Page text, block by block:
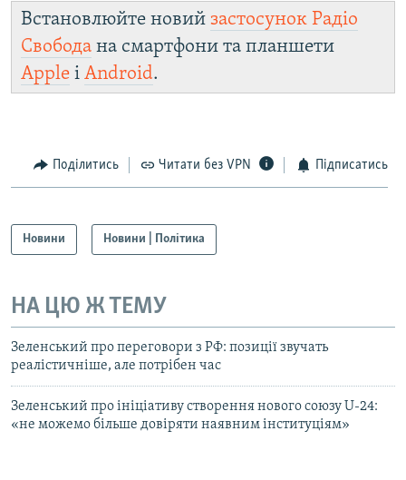
Встановлюйте новий застосунок Радіо
Свобода на смартфони та планшети
Apple і Android.
Поділитись Читати без VPN Підписатись
Новини Новини | Політика
НА ЦЮ Ж ТЕМУ
Зеленський про переговори з РФ: позиції звучать
реалістичніше, але потрібен час
Зеленський про ініціативу створення нового союзу U-24:
«не можемо більше довіряти наявним інституціям»